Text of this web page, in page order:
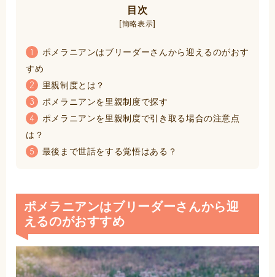
目次
[簡略表示]
1
ポメラニアンはブリーダーさんから迎えるのがおす
すめ
2 里親制度とは？
3 ポメラニアンを里親制度で探す
4
ポメラニアンを里親制度で引き取る場合の注意点
は？
5 最後まで世話をする覚悟はある？
ポメラニアンはブリーダーさんから迎
えるのがおすすめ